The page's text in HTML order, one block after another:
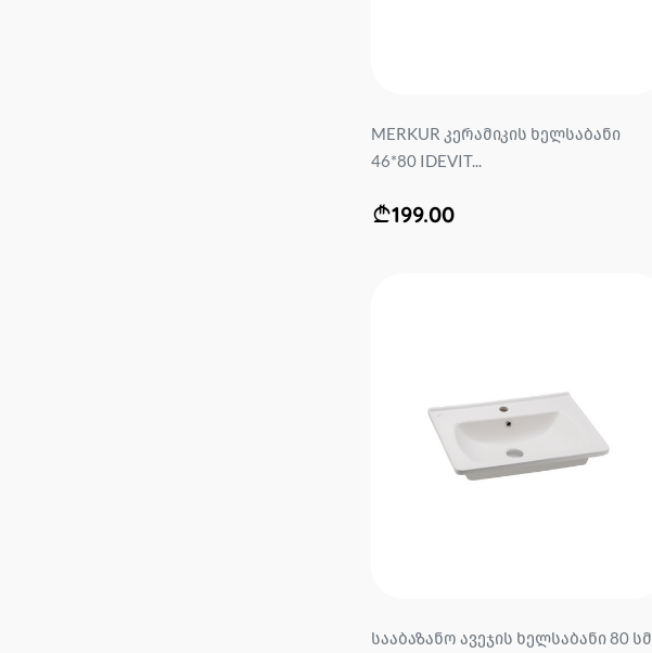
MERKUR კერამიკის ხელსაბანი
46*80 IDEVIT...
199.00
სააბაზანო ავეჯის ხელსაბანი 80 სმ